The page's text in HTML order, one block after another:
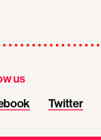
us
Twitter